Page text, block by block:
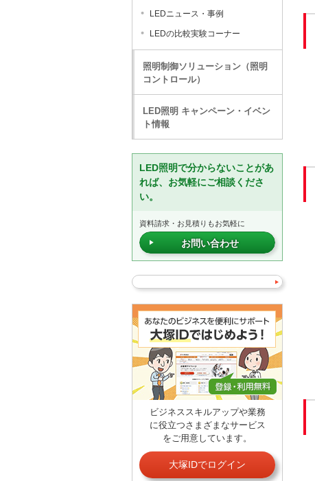
LEDニュース・事例
LEDの比較実験コーナー
照明制御ソリューション（照明
コントロール）
LED照明 キャンペーン・イベン
ト情報
LED照明で分からないことがあ
れば、お気軽にご相談くださ
い。
資料請求・お見積りもお気軽に
お問い合わせ
ビジネススキルアップや業務
に役立つさまざまなサービス
をご用意しています。
大塚IDでログイン